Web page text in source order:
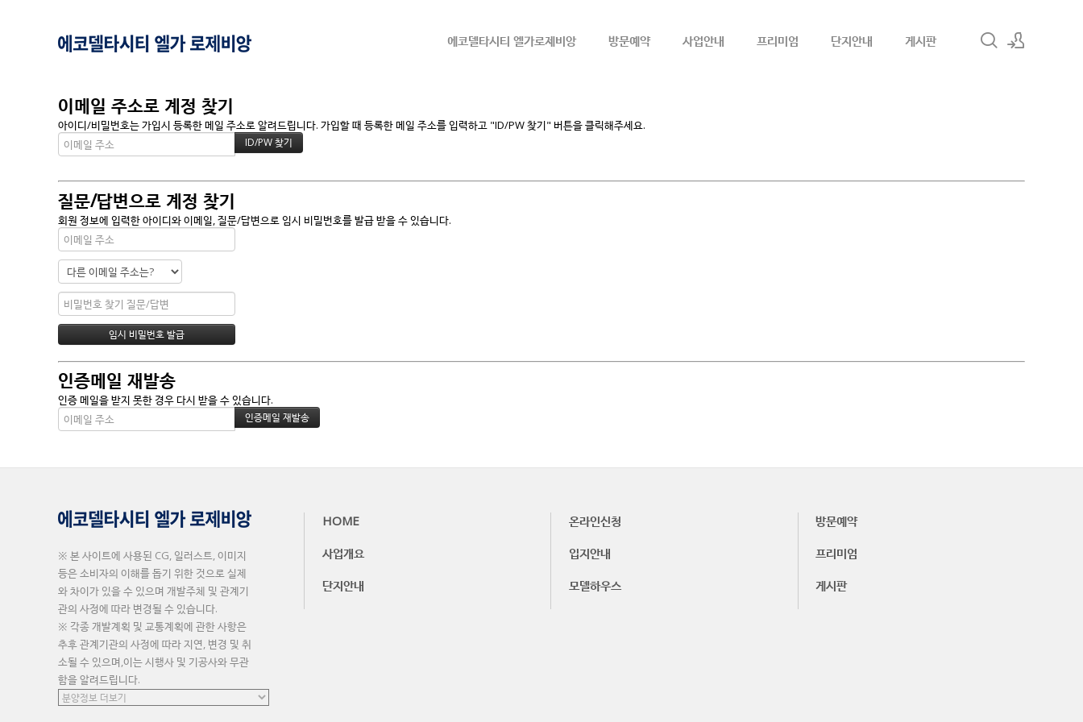
에코델타시티 엘가로제비앙 방문예약 사업안내 프리미엄 단지안내 게시판
이메일 주소로 계정 찾기
아이디/비밀번호는 가입시 등록한 메일 주소로 알려드립니다. 가입할 때 등록한 메일 주소를 입력하고 "ID/PW 찾기" 버튼을 클릭해주세요.
질문/답변으로 계정 찾기
회원 정보에 입력한 아이디와 이메일, 질문/답변으로 임시 비밀번호를 발급 받을 수 있습니다.
인증메일 재발송
인증 메일을 받지 못한 경우 다시 받을 수 있습니다.
※ 본 사이트에 사용된 CG, 일러스트, 이미지
등은 소비자의 이해를 돕기 위한 것으로 실제
와 차이가 있을 수 있으며 개발주체 및 관계기
관의 사정에 따라 변경될 수 있습니다.
※ 각종 개발계획 및 교통계획에 관한 사항은
추후 관계기관의 사정에 따라 지연, 변경 및 취
소될 수 있으며,이는 시행사 및 기공사와 무관
함을 알려드립니다.
HOME 온라인신청
방문예약
사업개요
입지안내
프리미엄
단지안내
모델하우스 게시판